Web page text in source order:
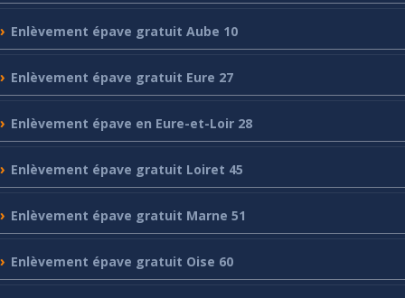
Enlèvement épave gratuit Aube 10
Enlèvement épave gratuit Eure 27
Enlèvement épave en Eure-et-Loir 28
Enlèvement épave gratuit Loiret 45
Enlèvement épave gratuit Marne 51
Enlèvement épave gratuit Oise 60